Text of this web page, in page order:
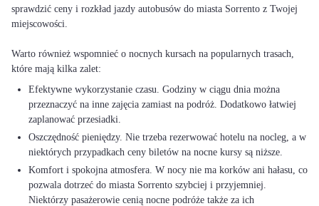
sprawdzić ceny i rozkład jazdy autobusów do miasta Sorrento z Twojej
miejscowości.
Warto również wspomnieć o nocnych kursach na popularnych trasach,
Efektywne wykorzystanie czasu. Godziny w ciągu dnia można
przeznaczyć na inne zajęcia zamiast na podróż. Dodatkowo łatwiej
zaplanować przesiadki.
Oszczędność pieniędzy. Nie trzeba rezerwować hotelu na nocleg, a w
niektórych przypadkach ceny biletów na nocne kursy są niższe.
Komfort i spokojna atmosfera. W nocy nie ma korków ani hałasu, co
pozwala dotrzeć do miasta Sorrento szybciej i przyjemniej.
Niektórzy pasażerowie cenią nocne podróże także za ich